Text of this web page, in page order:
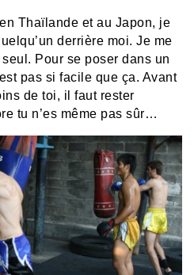
Thaïlande et au Japon, je
derrière moi. Je me
Pour se poser dans un
pas si facile que ça. Avant
de toi, il faut rester
tu n’es même pas sûr…